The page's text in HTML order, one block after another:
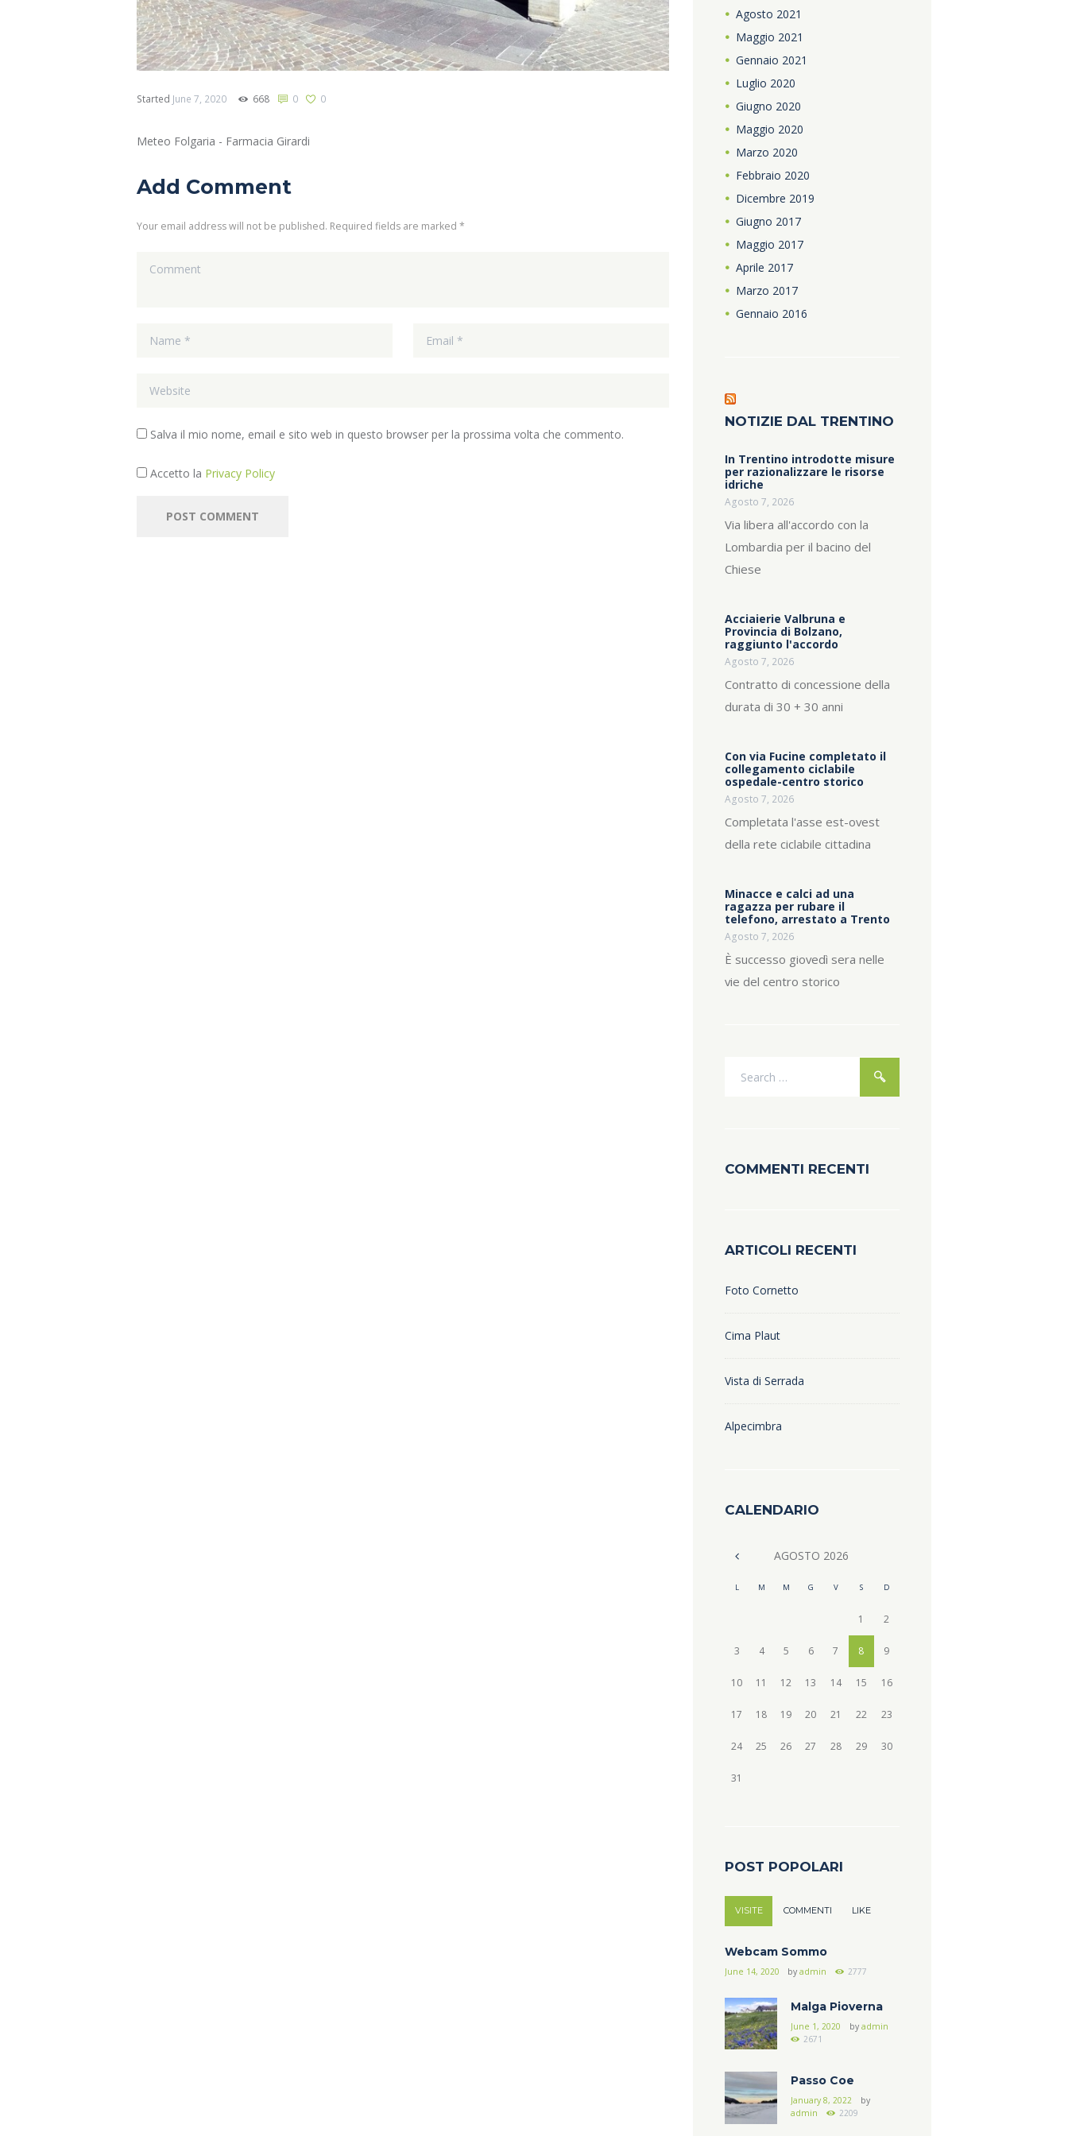
Started June 7, 2020 668 0 0
Meteo Folgaria - Farmacia Girardi
Add Comment
Your email address will not be published. Required fields are marked *
Salva il mio nome, email e sito web in questo browser per la prossima volta che commento.
Accetto la Privacy Policy
Agosto 2021
Maggio 2021
Gennaio 2021
Luglio 2020
Giugno 2020
Maggio 2020
Marzo 2020
Febbraio 2020
Dicembre 2019
Giugno 2017
Maggio 2017
Aprile 2017
Marzo 2017
Gennaio 2016
NOTIZIE DAL TRENTINO
In Trentino introdotte misure
per razionalizzare le risorse
idriche
Agosto 7, 2026
Via libera all'accordo con la
Lombardia per il bacino del
Chiese
Acciaierie Valbruna e
Provincia di Bolzano,
raggiunto l'accordo
Agosto 7, 2026
Contratto di concessione della
durata di 30 + 30 anni
Con via Fucine completato il
collegamento ciclabile
ospedale-centro storico
Agosto 7, 2026
Completata l'asse est-ovest
della rete ciclabile cittadina
Minacce e calci ad una
ragazza per rubare il
telefono, arrestato a Trento
Agosto 7, 2026
È successo giovedì sera nelle
vie del centro storico
COMMENTI RECENTI
ARTICOLI RECENTI
Foto Cornetto
Cima Plaut
Vista di Serrada
Alpecimbra
CALENDARIO
AGOSTO 2026
L M M G V S D
1 2
3 4 5 6 7 8 9
10 11 12 13 14 15 16
17 18 19 20 21 22 23
24 25 26 27 28 29 30
31
POST POPOLARI
VISITE COMMENTI LIKE
Webcam Sommo
June 14, 2020 byadmin 2777
Malga Pioverna
June 1, 2020 by admin
2671
Passo Coe
January 8, 2022
by
admin
2209